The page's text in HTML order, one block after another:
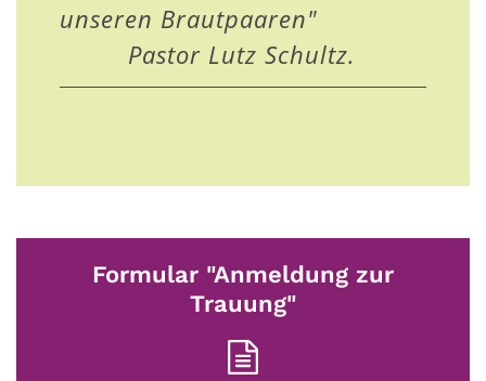
unseren Brautpaaren"
Pastor Lutz Schultz.
Formular "Anmeldung zur
Trauung"